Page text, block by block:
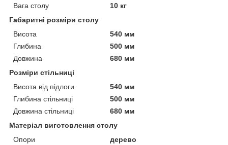
Вага столу
10 кг
Габаритні розміри столу
Висота
540 мм
Глибина
500 мм
Довжина
680 мм
Розміри стільниці
Висота від підлоги
540 мм
Глибина стільниці
500 мм
Довжина стільниці
680 мм
Матеріал виготовлення столу
Опори
дерево